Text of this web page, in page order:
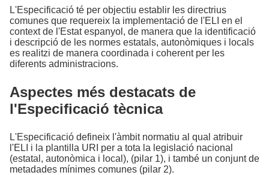
L'Especificació té per objectiu establir les directrius
comunes que requereix la implementació de l'ELI en el
context de l'Estat espanyol, de manera que la identificació
i descripció de les normes estatals, autonòmiques i locals
es realitzi de manera coordinada i coherent per les
diferents administracions.
Aspectes més destacats de
l'Especificació tècnica
L'Especificació defineix l'àmbit normatiu al qual atribuir
l'ELI i la plantilla URI per a tota la legislació nacional
(estatal, autonòmica i local), (pilar 1), i també un conjunt de
metadades mínimes comunes (pilar 2).